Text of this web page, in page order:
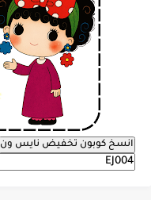
انسخ كوبون تخفيض نايس ون